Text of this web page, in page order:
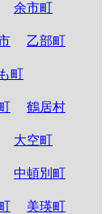
余市町
乙部町
町
鶴居村
大空町
中頓別町
美瑛町